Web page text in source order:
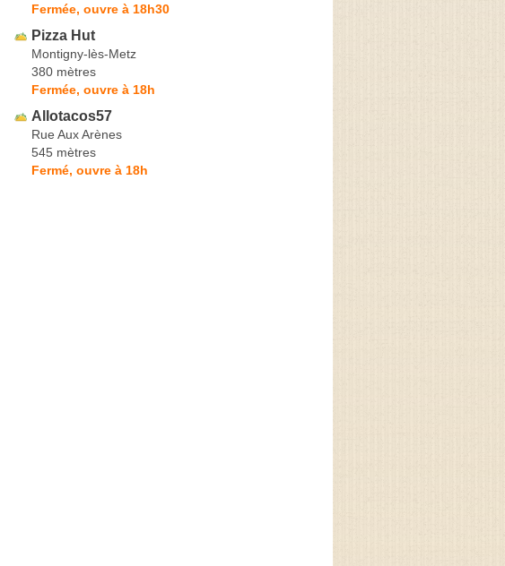
Fermée, ouvre à 18h30
Pizza Hut
Montigny-lès-Metz
380 mètres
Fermée, ouvre à 18h
Allotacos57
Rue Aux Arènes
545 mètres
Fermé, ouvre à 18h